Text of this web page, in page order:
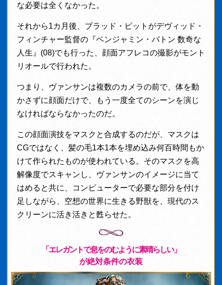
な必要は全くなかった。
それから1カ月後、ブラッド・ピットがデヴィッド・
フィンチャー監督の『ベンジャミン・バトン 数奇な
人生』(08)でも行った、顔面アフレコの撮影がモント
リオールで行われた。
つまり、ヴァンサンは複数のカメラの前で、体を動
かさずに顔面だけで、もう一度全てのシーンを演じ
なければならなかったのだ。
この顔面演技をマスクと合成するのだが、マスクは
CGではなく、髪の毛1本1本を埋め込み何百時間もか
けて作られたものが使われている。そのマスクを高
解像度でスキャンし、ヴァンサンのイメージに当て
はめると共に、コンピューターで必要な部分を付け
足しながら、空想の世界に生きる野獣を、現代のス
クリーンに活き活きと甦らせた。
「エレガントで息をのむように素晴らしい」
が絶対条件の衣装